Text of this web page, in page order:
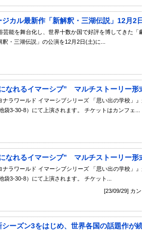
カル最新作「新解釈・三湖伝説」12月2
芸能を舞台化し、世界十数か国で好評を博してきた
・三湖伝説」の公演を12月2日(土)に...
なれるイマーシブ” マルチストーリー形
ラワールド イマーシブシリーズ 「思い出の学校」
袋3-30-8）にて上演されます。 チケットはカンフェ...
なれるイマーシブ” マルチストーリー形
ラワールド イマーシブシリーズ 「思い出の学校」
袋3-30-8）にて上演されます。 チケット...
[23/09/29] カ
シーズン3をはじめ、世界各国の話題作が